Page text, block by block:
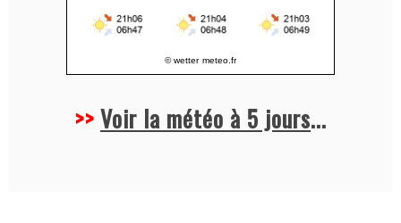
© wetter meteo.fr
>>Voir la météo à 5 jours...